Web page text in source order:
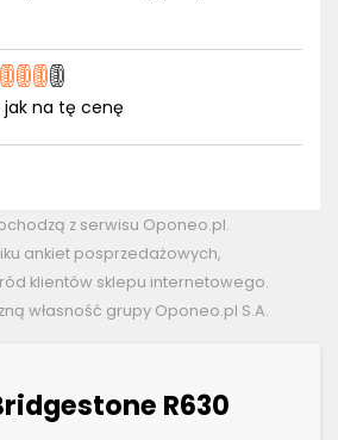
jak na tę cenę
z serwisu Oponeo.pl.
ankiet posprzedażowych,
klientów sklepu internetowego.
własność grupy Oponeo.pl S.A.
R630